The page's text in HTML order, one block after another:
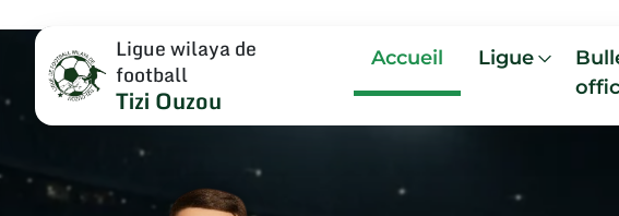
Ligue wilaya de
football
Tizi Ouzou
Accueil Ligue